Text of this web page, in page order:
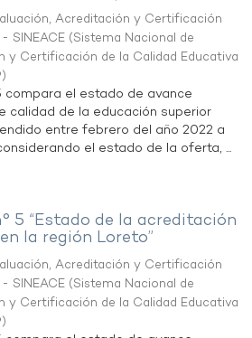
Acreditación y Certificación
SINEACE (Sistema Nacional de
y Certificación de la Calidad Educativa
)
compara el estado de avance
calidad de la educación superior
entre febrero del año 2022 a
el estado de la oferta, ...
5 “Estado de la acreditación
la región Loreto”
Acreditación y Certificación
SINEACE (Sistema Nacional de
y Certificación de la Calidad Educativa
)